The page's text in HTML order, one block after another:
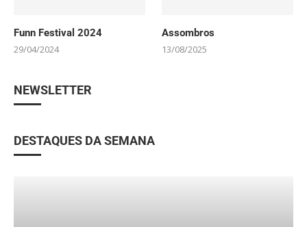
Funn Festival 2024
29/04/2024
Assombros
13/08/2025
NEWSLETTER
DESTAQUES DA SEMANA